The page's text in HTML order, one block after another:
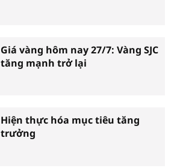
Giá vàng hôm nay 27/7: Vàng SJC
tăng mạnh trở lại
Hiện thực hóa mục tiêu tăng
trưởng